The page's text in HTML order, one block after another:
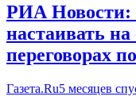
РИА Новости:
настаивать
переговорах
Газета.Ru5 месяцев